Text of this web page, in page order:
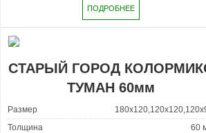
ПОДРОБНЕЕ
СТАРЫЙ ГОРОД
ТУМАН 60мм
Размер
Толщина
60